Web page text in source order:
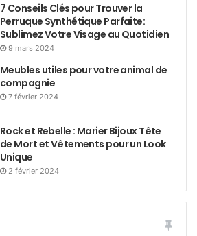
7 Conseils Clés pour Trouver la
Perruque Synthétique Parfaite:
Sublimez Votre Visage au Quotidien
9 mars 2024
Meubles utiles pour votre animal de
compagnie
7 février 2024
Rock et Rebelle : Marier Bijoux Tête
de Mort et Vêtements pour un Look
Unique
2 février 2024